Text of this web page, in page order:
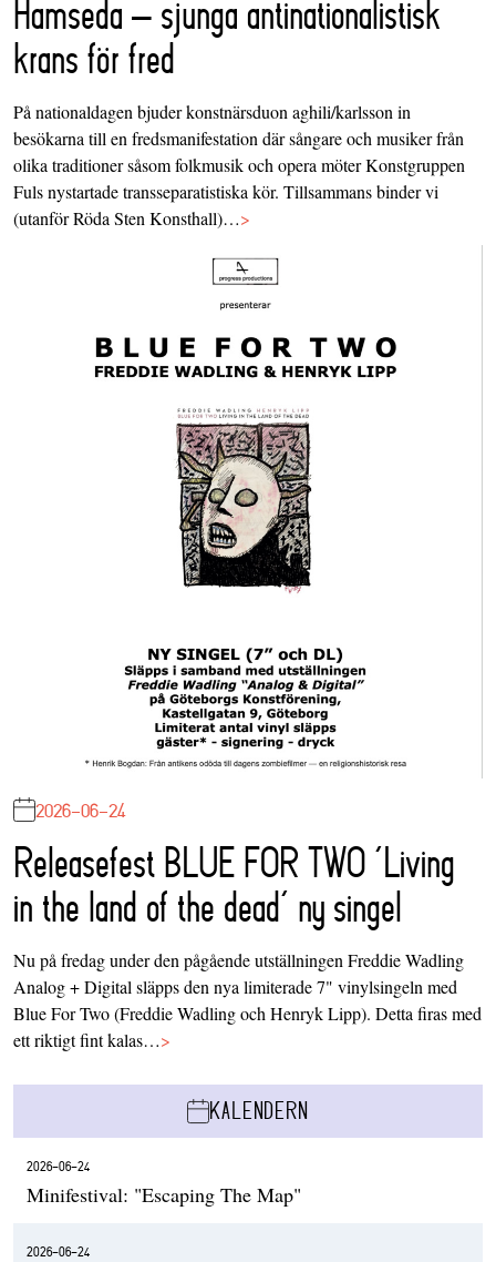
Hamseda – sjunga antinationalistisk
krans för fred
På nationaldagen bjuder konstnärsduon aghili/karlsson in
besökarna till en fredsmanifestation där sångare och musiker från
olika traditioner såsom folkmusik och opera möter Konstgruppen
Fuls nystartade transseparatistiska kör. Tillsammans binder vi
(utanför Röda Sten Konsthall)…>
2026-06-24
Releasefest BLUE FOR TWO ‘Living
in the land of the dead’ ny singel
Nu på fredag under den pågående utställningen Freddie Wadling
Analog + Digital släpps den nya limiterade 7" vinylsingeln med
Blue For Two (Freddie Wadling och Henryk Lipp). Detta firas med
ett riktigt fint kalas…>
KALENDERN
2026-06-24
Minifestival: "Escaping The Map"
2026-06-24